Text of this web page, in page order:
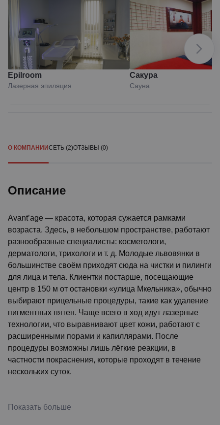
Epilroom
Лазерная эпиляция
Сакура
Сауна
О КОМПАНИИСЕТЬ (2)ОТЗЫВЫ (0)
Описание
Avant’age — красота, которая сужается рамками
возраста. Здесь, в небольшом пространстве, работают
разнообразные специалисты: косметологи,
дерматологи, трихологи и т. д. Молодые львовянки в
большинстве своём приходят сюда на чистки и пилинги
для лица и тела. Клиентки постарше, посещающие
центр в 150 м от остановки «улица Мкельника», обычно
выбирают прицельные процедуры, такие как удаление
пигментных пятен. Чаще всего в ход идут лазерные
технологии, что выравнивают цвет кожи, работают с
расширенными порами и капиллярами. После
процедуры возможны лишь лёгкие реакции, в
частности покраснения, которые проходят в течение
нескольких суток.
Показать больше